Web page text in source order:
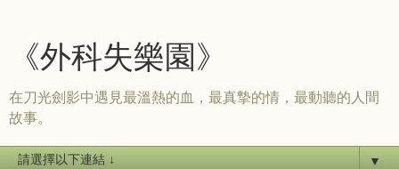
《外科失樂園》
在刀光劍影中遇見最溫熱的血，最真摯的情，最動聽的人間
故事。
▼